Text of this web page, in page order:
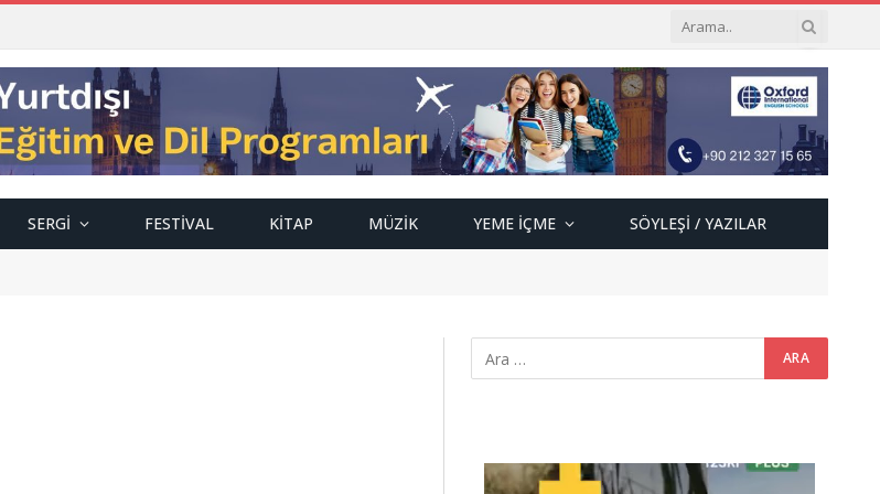
SERGI FESTIVAL KITAP MÜZIK YEME İÇME SÖYLEŞI / YAZILAR
Video